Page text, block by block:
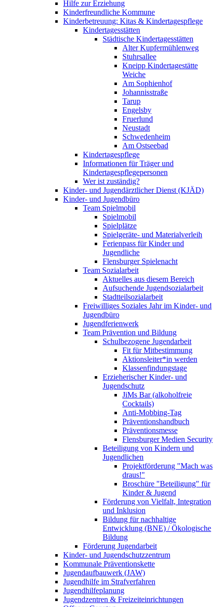
Hilfe zur Erziehung
Kinderfreundliche Kommune
Kinderbetreuung: Kitas & Kindertagespflege
Kindertagesstätten
Städtische Kindertagesstätten
Alter Kupfermühlenweg
Stuhrsallee
Kneipp Kindertagestätte
Weiche
Am Sophienhof
Johannisstraße
Tarup
Engelsby
Fruerlund
Neustadt
Schwedenheim
Am Ostseebad
Kindertagespflege
Informationen für Träger und
Kindertagespflegepersonen
Wer ist zuständig?
Kinder- und Jugendärztlicher Dienst (KJÄD)
Kinder- und Jugendbüro
Team Spielmobil
Spielmobil
Spielplätze
Spielgeräte- und Materialverleih
Ferienpass für Kinder und
Jugendliche
Flensburger Spielenacht
Team Sozialarbeit
Aktuelles aus diesem Bereich
Aufsuchende Jugendsozialarbeit
Stadtteilsozialarbeit
Freiwilliges Soziales Jahr im Kinder- und
Jugendbüro
Jugendferienwerk
Team Prävention und Bildung
Schulbezogene Jugendarbeit
Fit für Mitbestimmung
Aktionsleiter*in werden
Klassenfindungstage
Erzieherischer Kinder- und
Jugendschutz
JiMs Bar (alkoholfreie
Cocktails)
Anti-Mobbing-Tag
Präventionshandbuch
Präventionsmesse
Flensburger Medien Security
Beteiligung von Kindern und
Jugendlichen
Projektförderung "Mach was
draus!"
Broschüre "Beteiligung" für
Kinder & Jugend
Förderung von Vielfalt, Integration
und Inklusion
Bildung für nachhaltige
Entwicklung (BNE) / Ökologische
Bildung
Förderung Jugendarbeit
Kinder- und Jugendschutzzentrum
Kommunale Präventionskette
Jugendaufbauwerk (JAW)
Jugendhilfe im Strafverfahren
Jugendhilfeplanung
Jugendzentren & Freizeiteinrichtungen